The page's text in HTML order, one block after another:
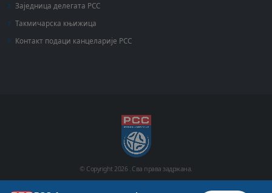
Заједница делегата РСС
Такмичарска књижица
Контакт подаци канцеларије РСС
© Copyright2026 . Сва права задржана.